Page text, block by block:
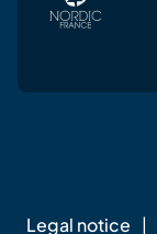
Legal notice